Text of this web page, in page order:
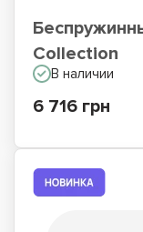
Collection
В наличии
6 716 грн